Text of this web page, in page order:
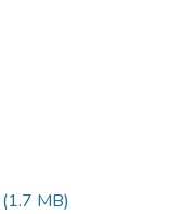
(1.7 MB)